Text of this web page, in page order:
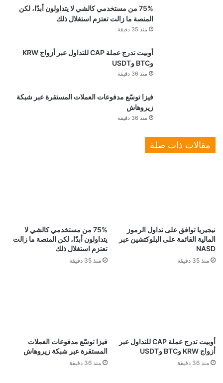
75% من مستخدمي كالشي لا يتداولون أبدًا، لكن
المنصة ما زالت تعتزم استغلال ذلك
منذ 35 دقيقة
أوبيت تدرج عملة CAP للتداول عبر أزواج KRW
وBTC وUSDT
منذ 36 دقيقة
فيزا توسّع مدفوعات العملات المستقرة عبر شبكة
زيروهاش
منذ 36 دقيقة
مقالات ذات صلة
نيجيريا توافق على تداول الرموز
المالية القائمة على البلوكتشين عبر
NASD
منذ 35 دقيقة
75% من مستخدمي كالشي لا
يتداولون أبدًا، لكن المنصة ما زالت
تعتزم استغلال ذلك
منذ 35 دقيقة
أوبيت تدرج عملة CAP للتداول عبر
أزواج KRW وBTC وUSDT
منذ 36 دقيقة
فيزا توسّع مدفوعات العملات
المستقرة عبر شبكة زيروهاش
منذ 36 دقيقة